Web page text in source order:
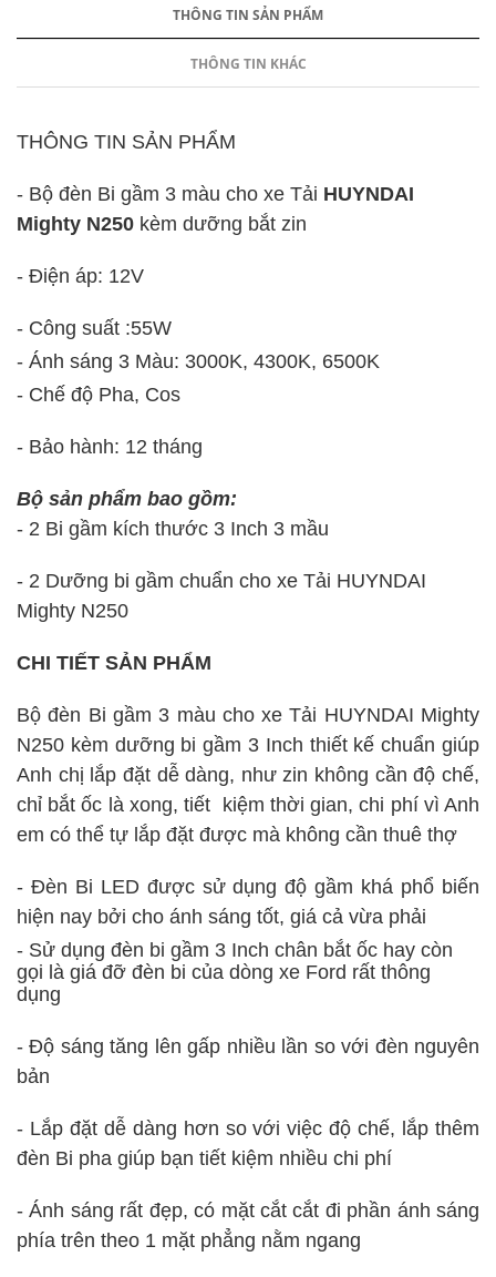
THÔNG TIN SẢN PHẨM
THÔNG TIN KHÁC
THÔNG TIN SẢN PHẨM
- Bộ đèn Bi gầm 3 màu cho xe Tải HUYNDAI
Mighty N250 kèm dưỡng bắt zin
- Điện áp: 12V
- Công suất :55W
- Ánh sáng 3 Màu: 3000K, 4300K, 6500K
- Chế độ Pha, Cos
- Bảo hành: 12 tháng
Bộ sản phẩm bao gồm:
- 2 Bi gầm kích thước 3 Inch 3 mầu
- 2 Dưỡng bi gầm chuẩn cho xe Tải HUYNDAI
Mighty N250
CHI TIẾT SẢN PHẨM
Bộ đèn Bi gầm 3 màu cho xe Tải HUYNDAI Mighty
N250 kèm dưỡng bi gầm 3 Inch thiết kế chuẩn giúp
Anh chị lắp đặt dễ dàng, như zin không cần độ chế,
chỉ bắt ốc là xong, tiết kiệm thời gian, chi phí vì Anh
em có thể tự lắp đặt được mà không cần thuê thợ
- Đèn Bi LED được sử dụng độ gầm khá phổ biến
hiện nay bởi cho ánh sáng tốt, giá cả vừa phải
- Sử dụng đèn bi gầm 3 Inch chân bắt ốc hay còn
gọi là giá đỡ đèn bi của dòng xe Ford rất thông
dụng
- Độ sáng tăng lên gấp nhiều lần so với đèn nguyên
bản
- Lắp đặt dễ dàng hơn so với việc độ chế, lắp thêm
đèn Bi pha giúp bạn tiết kiệm nhiều chi phí
- Ánh sáng rất đẹp, có mặt cắt cắt đi phần ánh sáng
phía trên theo 1 mặt phẳng nằm ngang